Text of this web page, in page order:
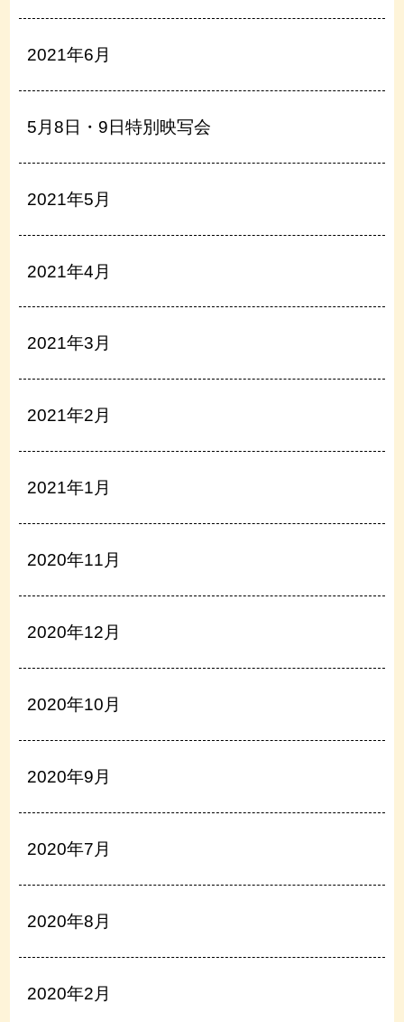
2021年6月
5月8日・9日特別映写会
2021年5月
2021年4月
2021年3月
2021年2月
2021年1月
2020年11月
2020年12月
2020年10月
2020年9月
2020年7月
2020年8月
2020年2月